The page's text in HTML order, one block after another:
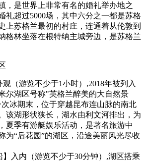
，是世界上非常有名的婚礼举办地之
礼超过5000场，其中六分之一都是苏格
上苏格兰最初的村庄，连通着从伦敦到
格林坐落在根特纳主城旁边，是苏格兰
（游览不少于1小时）,2018年被列入
尔湖区号称"英格兰醉美的大自然景
冰期末，位于穿越昆布连山脉的南北
该湖形状狭长，湖水由利文河排出，为
夏季有游艇娱乐活动，是著名旅游中
为“后花园”的湖区，沿途美丽风光尽收
入内（游览不少于30分钟）,湖区搭乘